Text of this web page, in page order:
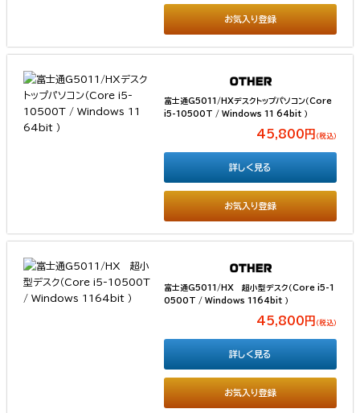
お気入り登録
富士通G5011/HXデスクトップパソコン（Core
i5-10500T / Windows 11 64bit ）
45,800円 （税込）
お気入り登録
詳しく見る
富士通G5011/HX 超小型デスク（Core i5-1
0500T / Windows 1164bit ）
45,800円 （税込）
お気入り登録
詳しく見る